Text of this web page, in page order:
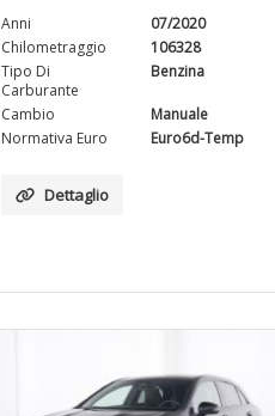
Anni
07/2020
Chilometraggio
106328
Tipo Di
Carburante
Benzina
Cambio
Manuale
Normativa Euro
Euro6d-Temp
Dettaglio